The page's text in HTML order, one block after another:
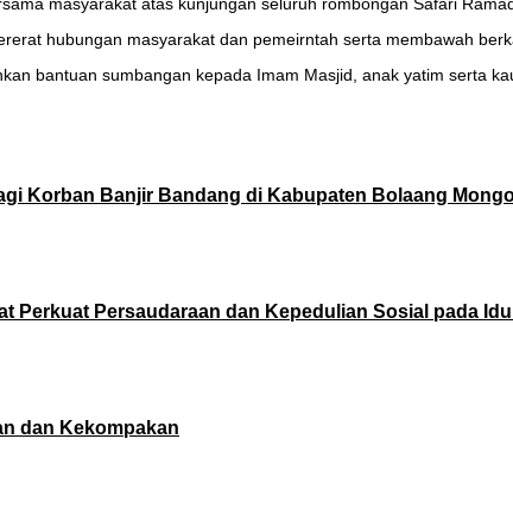
hubungan masyarakat dan pemeirntah serta membawah
bantuan sumbangan kepada Imam Masjid, anak yatim serta
Korban Banjir Bandang di Kabupaten Bolaang
Perkuat Persaudaraan dan Kepedulian Sosial pada
dan Kekompakan